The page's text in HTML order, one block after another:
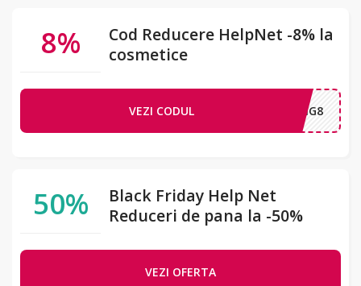
8%
Cod Reducere HelpNet -8% la
cosmetice
VEZI CODUL SPRING8
50%
Black Friday Help Net
Reduceri de pana la -50%
VEZI OFERTA